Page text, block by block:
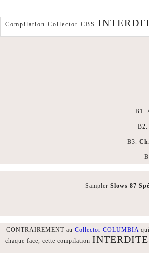
Compilation Collector CBS
B1.
B2.
B3.
Sampler Slows 87
CONTRAIREMENT au Collector COLUMBIA
chaque face, cette compilation